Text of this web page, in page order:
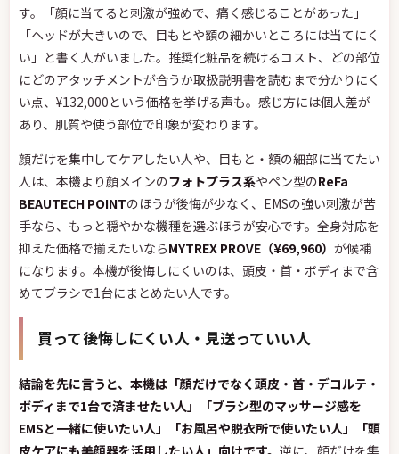
す。「顔に当てると刺激が強めで、痛く感じることがあった」
「ヘッドが大きいので、目もとや額の細かいところには当てにく
い」と書く人がいました。推奨化粧品を続けるコスト、どの部位
にどのアタッチメントが合うか取扱説明書を読むまで分かりにく
い点、¥132,000という価格を挙げる声も。感じ方には個人差が
あり、肌質や使う部位で印象が変わります。
顔だけを集中してケアしたい人や、目もと・額の細部に当てたい
人は、本機より顔メインのフォトプラス系やペン型のReFa
BEAUTECH POINTのほうが後悔が少なく、EMSの強い刺激が苦
手なら、もっと穏やかな機種を選ぶほうが安心です。全身対応を
抑えた価格で揃えたいならMYTREX PROVE（¥69,960） が候補
になります。本機が後悔しにくいのは、頭皮・首・ボディまで含
めてブラシで1台にまとめたい人です。
買って後悔しにくい人・見送っていい人
結論を先に言うと、本機は「顔だけでなく頭皮・首・デコルテ・
ボディまで1台で済ませたい人」「ブラシ型のマッサージ感を
EMSと一緒に使いたい人」「お風呂や脱衣所で使いたい人」「頭
皮ケアにも美顔器を活用したい人」向けです。 逆に、顔だけを集